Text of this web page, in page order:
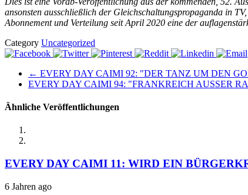
ansonsten ausschließlich der Gleichschaltungspropaganda in
Abonnement und Verteilung seit April 2020 eine der
Category Uncategorized
← EVERY DAY CAIMI 92: "DER TANZ UM DEN
EVERY DAY CAIMI 94: "FRANKREICH AUSSER
Ähnliche Veröffentlichungen
EVERY DAY CAIMI 11: WIRD EIN
6 Jahren ago